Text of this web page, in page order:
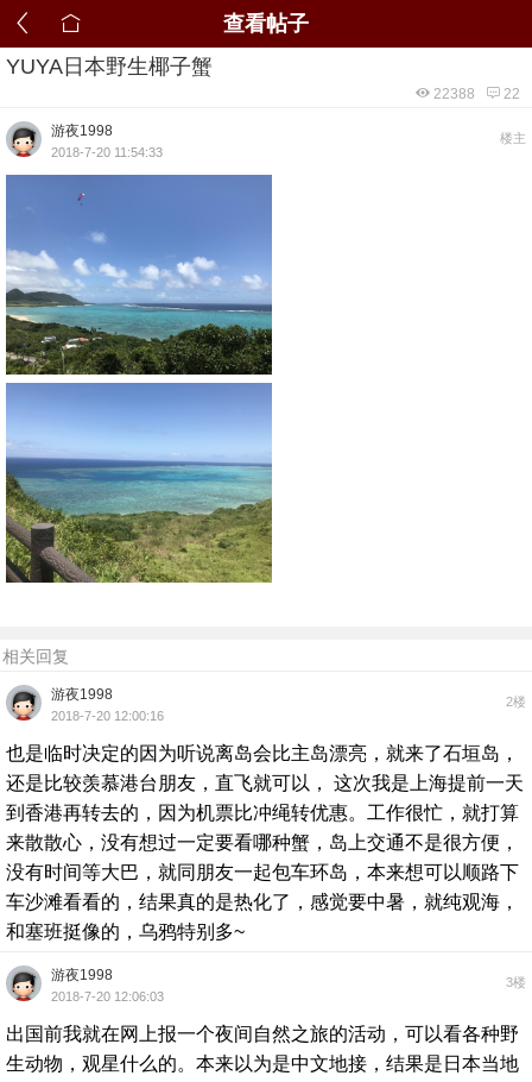
YUYA日本野生椰子蟹
22388 22
游夜1998
2018-7-20 11:54:33
楼主
相关回复
游夜1998
2018-7-20 12:00:16
2楼
也是临时决定的因为听说离岛会比主岛漂亮，就来了石垣岛，
还是比较羡慕港台朋友，直飞就可以， 这次我是上海提前一天
到香港再转去的，因为机票比冲绳转优惠。工作很忙，就打算
来散散心，没有想过一定要看哪种蟹，岛上交通不是很方便，
没有时间等大巴，就同朋友一起包车环岛，本来想可以顺路下
车沙滩看看的，结果真的是热化了，感觉要中暑，就纯观海，
和塞班挺像的，乌鸦特别多~
游夜1998
2018-7-20 12:06:03
3楼
出国前我就在网上报一个夜间自然之旅的活动，可以看各种野
生动物，观星什么的。本来以为是中文地接，结果是日本当地
查看帖子